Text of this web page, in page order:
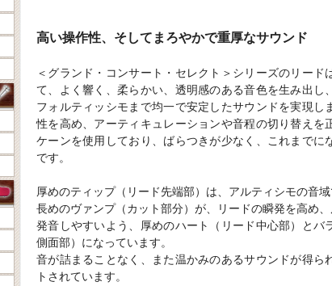
高い操作性、そしてまろやかで重厚なサウンド
＜グランド・コンサート・セレクト＞シリーズのリード
て、よく響く、柔らかい、透明感のある音色を生み出し
フォルティッシモまで均一で安定したサウンドを実現し
性を高め、アーティキュレーションや音程の切り替えを
ケーンを使用しており、ばらつきが少なく、これまでに
です。
厚めのティップ（リード先端部）は、アルティシモの音
長めのヴァンプ（カット部分）が、リードの瞬発を高め、
発音しやすいよう、厚めのハート（リード中心部）とバ
側面部）になっています。
音が詰まることなく、また温かみのあるサウンドが得ら
トされています。